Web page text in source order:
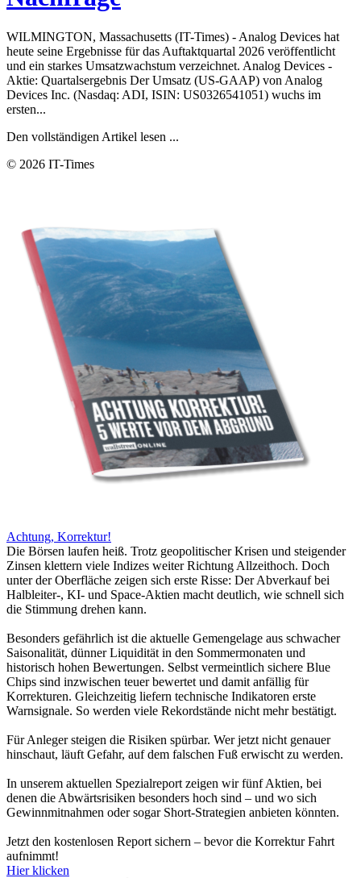
WILMINGTON, Massachusetts (IT-Times) - Analog Devices hat
heute seine Ergebnisse für das Auftaktquartal 2026 veröffentlicht
und ein starkes Umsatzwachstum verzeichnet. Analog Devices -
Aktie: Quartalsergebnis Der Umsatz (US-GAAP) von Analog
Devices Inc. (Nasdaq: ADI, ISIN: US0326541051) wuchs im
ersten...
Den vollständigen Artikel lesen ...
© 2026 IT-Times
Achtung, Korrektur!
Die Börsen laufen heiß. Trotz geopolitischer Krisen und steigender
Zinsen klettern viele Indizes weiter Richtung Allzeithoch. Doch
unter der Oberfläche zeigen sich erste Risse: Der Abverkauf bei
Halbleiter-, KI- und Space-Aktien macht deutlich, wie schnell sich
die Stimmung drehen kann.
Besonders gefährlich ist die aktuelle Gemengelage aus schwacher
Saisonalität, dünner Liquidität in den Sommermonaten und
historisch hohen Bewertungen. Selbst vermeintlich sichere Blue
Chips sind inzwischen teuer bewertet und damit anfällig für
Korrekturen. Gleichzeitig liefern technische Indikatoren erste
Warnsignale. So werden viele Rekordstände nicht mehr bestätigt.
Für Anleger steigen die Risiken spürbar. Wer jetzt nicht genauer
hinschaut, läuft Gefahr, auf dem falschen Fuß erwischt zu werden.
In unserem aktuellen Spezialreport zeigen wir fünf Aktien, bei
denen die Abwärtsrisiken besonders hoch sind – und wo sich
Gewinnmitnahmen oder sogar Short-Strategien anbieten könnten.
Jetzt den kostenlosen Report sichern – bevor die Korrektur Fahrt
aufnimmt!
Hier klicken